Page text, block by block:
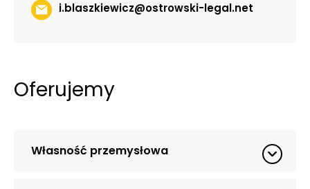
i.blaszkiewicz@ostrowski-legal.net
Oferujemy
Własność przemysłowa